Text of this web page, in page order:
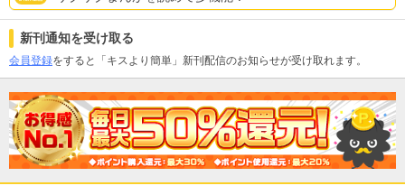
新刊通知を受け取る
会員登録をすると「キスより簡単」新刊配信のお知らせが受け取れます。